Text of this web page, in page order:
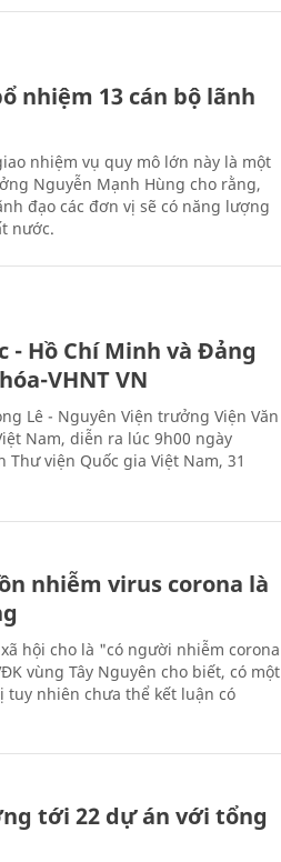
nhiệm 13 cán bộ lãnh
nhiệm vụ quy mô lớn này là một
Nguyễn Mạnh Hùng cho rằng,
đạo các đơn vị sẽ có năng lượng
nước.
- Hồ Chí Minh và Đảng
VHNT VN
Lê - Nguyên Viện trưởng Viện Văn
Nam, diễn ra lúc 9h00 ngày
viện Quốc gia Việt Nam, 31
nhiễm virus corona là
hội cho là "có người nhiễm corona
vùng Tây Nguyên cho biết, có một
nhiên chưa thể kết luận có
tới 22 dự án với tổng